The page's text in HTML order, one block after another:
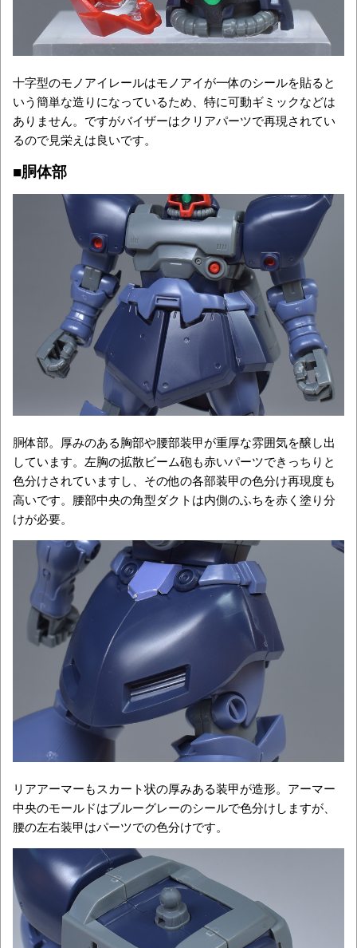
十字型のモノアイレールはモノアイが一体のシールを貼ると
いう簡単な造りになっているため、特に可動ギミックなどは
ありません。ですがバイザーはクリアパーツで再現されてい
るので見栄えは良いです。
■胴体部
胴体部。厚みのある胸部や腰部装甲が重厚な雰囲気を醸し出
しています。左胸の拡散ビーム砲も赤いパーツできっちりと
色分けされていますし、その他の各部装甲の色分け再現度も
高いです。腰部中央の角型ダクトは内側のふちを赤く塗り分
けが必要。
リアアーマーもスカート状の厚みある装甲が造形。アーマー
中央のモールドはブルーグレーのシールで色分けしますが、
腰の左右装甲はパーツでの色分けです。